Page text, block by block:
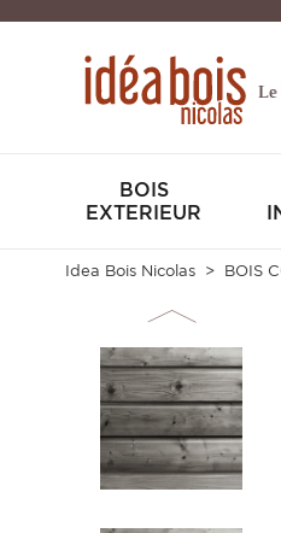
Le
BOIS
EXTERIEUR
Idea Bois Nicolas BOIS